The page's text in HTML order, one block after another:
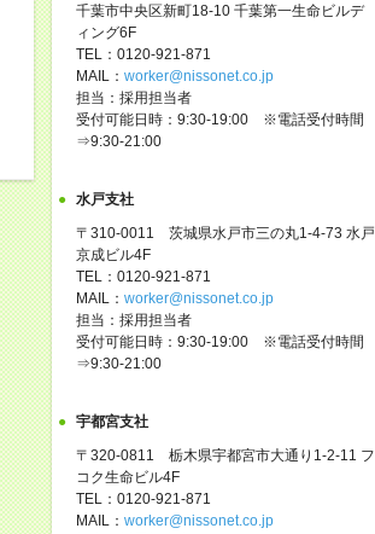
千葉市中央区新町18-10 千葉第一生命ビルデ
ィング6F
TEL：0120-921-871
MAIL： worker@nissonet.co.jp
担当：採用担当者
受付可能日時：9:30-19:00 ※電話受付時間
⇒9:30-21:00
水戸支社
〒310-0011 茨城県水戸市三の丸1-4-73 水戸
京成ビル4F
TEL：0120-921-871
MAIL： worker@nissonet.co.jp
担当：採用担当者
受付可能日時：9:30-19:00 ※電話受付時間
⇒9:30-21:00
宇都宮支社
〒320-0811 栃木県宇都宮市大通り1-2-11 フ
コク生命ビル4F
TEL：0120-921-871
MAIL： worker@nissonet.co.jp